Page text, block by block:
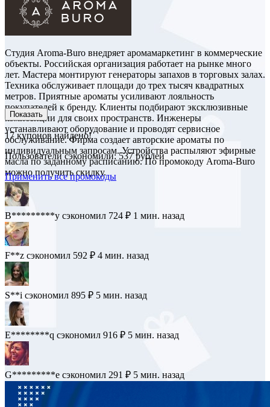
Студия Aroma-Buro внедряет аромамаркетинг в коммерческие
объекты. Российская организация работает на рынке много
лет. Мастера монтируют генераторы запахов в торговых залах.
Техника обслуживает площади до трех тысяч квадратных
метров. Приятные ароматы усиливают лояльность
покупателей к бренду. Клиенты подбирают эксклюзивные
композиции для своих пространств. Инженеры
устанавливают оборудование и проводят сервисное
обслуживание. Фирма создает авторские ароматы по
индивидуальным запросам. Устройства распыляют эфирные
масла по заданному расписанию. По промокоду Aroma-Buro
можно получить скидку.
Показать
17купонов найдено!
Пользователи сэкономили: 537 рублей
Применить все промокоды
B*********y сэкономил 724 ₽ 1 мин. назад
F**z сэкономил 592 ₽ 4 мин. назад
S**i сэкономил 895 ₽ 5 мин. назад
E********q сэкономил 916 ₽ 5 мин. назад
G*********e сэкономил 291 ₽ 5 мин. назад